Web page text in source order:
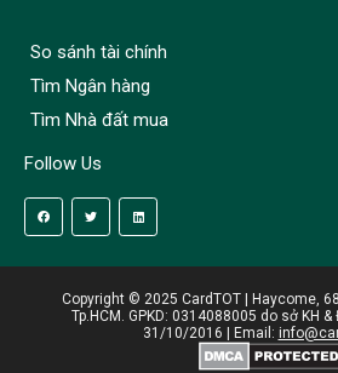
So sánh tài chính
Tìm Ngân hàng
Tìm Nhà đất mua
Follow Us
Copyright © 2025 CardTOT | Haycome, 68
Tp.HCM. GPKD: 0314088005 do sở KH &
31/10/2016 | Email: